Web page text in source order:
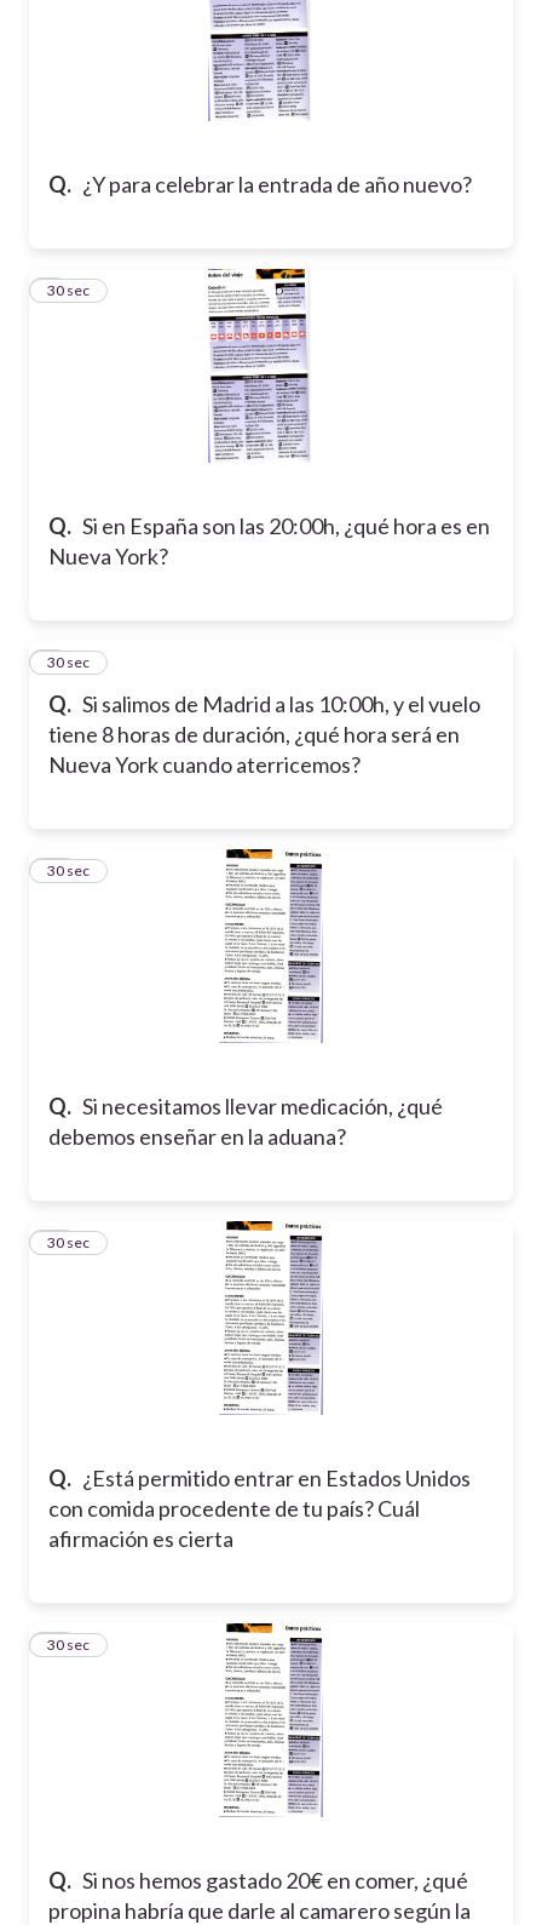
Q. ¿Y para celebrar la entrada de año nuevo?
Q. Si en España son las 20:00h, ¿qué hora es en
Nueva York?
8
30 sec
Q. Si salimos de Madrid a las 10:00h, y el vuelo
tiene 8 horas de duración, ¿qué hora será en
Nueva York cuando aterricemos?
9
30 sec
Q. Si necesitamos llevar medicación, ¿qué
debemos enseñar en la aduana?
10
30 sec
Q. ¿Está permitido entrar en Estados Unidos
con comida procedente de tu país? Cuál
afirmación es cierta
11
30 sec
Q. Si nos hemos gastado 20€ en comer, ¿qué
propina habría que darle al camarero según la
12
30 sec